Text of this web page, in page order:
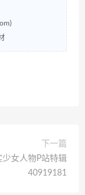
下一篇
女人物P站特辑
40919181